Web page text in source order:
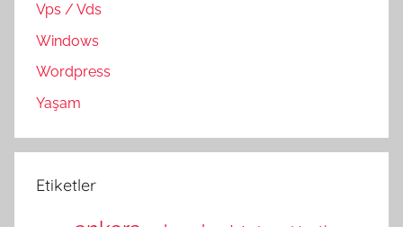
Vps / Vds
Windows
Wordpress
Yaşam
Etiketler